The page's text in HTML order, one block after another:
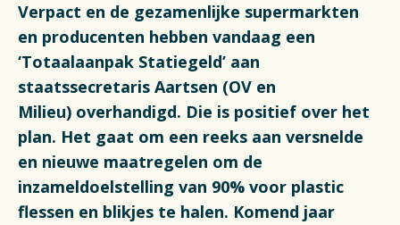
Financiën
VacaturesOpens in a new tab
Switch to English
Verpact en de gezamenlijke supermarkten
en producenten hebben vandaag een
‘Totaalaanpak Statiegeld’ aan
staatssecretaris Aartsen (OV en
Milieu) overhandigd. Die is positief over het
plan. Het gaat om een reeks aan versnelde
en nieuwe maatregelen om de
inzameldoelstelling van 90% voor plastic
flessen en blikjes te halen. Komend jaar